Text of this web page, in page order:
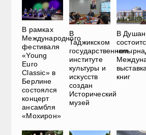
В рамках
Международного
фестиваля
«Young
Euro
Classic» в
Берлине
состоялся
концерт
ансамбля
«Мохирон»
В
Таджикском
государственном
институте
культуры и
искусств
создан
Исторический
музей
В
книг